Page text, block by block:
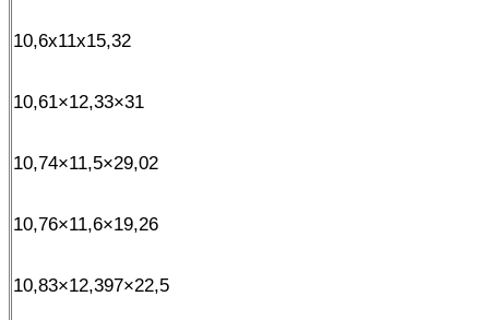
10,6x11x15,32
10,61×12,33×31
10,74×11,5×29,02
10,76×11,6×19,26
10,83×12,397×22,5